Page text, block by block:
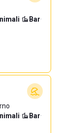
· Bar·
· Bar·